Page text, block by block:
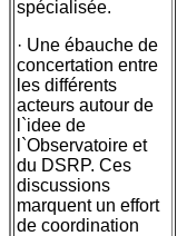
spécialisée.
· Une ébauche de
concertation entre
les différents
acteurs autour de
l`idee de
l`Observatoire et
du DSRP. Ces
discussions
marquent un effort
de coordination